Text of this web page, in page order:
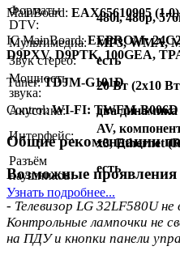
Форматы
DTV:
480i, 480p,
Мультимедиа:
MP3, WMA,
Звук стерео:
есть
Мощность
звука:
20 Вт (2x10
Акустика:
два динамика
Интерфейс:
AV,
x3, Ethernet
Разъём
наушников:
есть
Узнать подробнее...
MainBoard: EAX65610905 (1.0)
IC MainBoard:EEPROM:
D9PXV, D9PTK, 100GEA,
Тuner:TDJM-G101D
Control:WI-FI: TWFM-B006D
Общие рекомендации
Возможные проявления
- Телевизор LG 32LF580U не
Контрольные лампочки не
на ПДУ и кнопки панели